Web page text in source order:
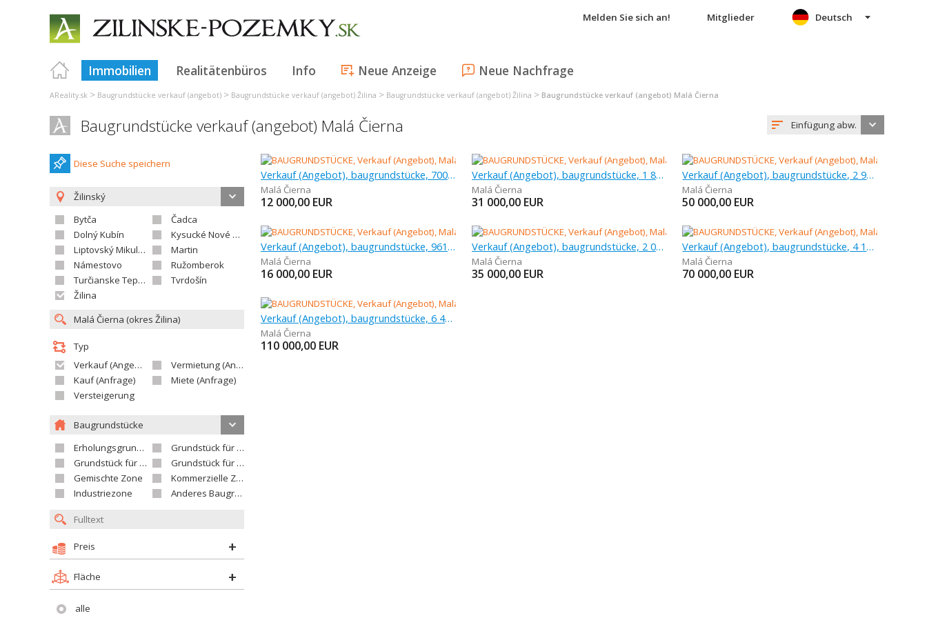
Melden Sie sich an! Mitglieder
Immobilien Realitätenbüros Info Neue Anzeige Neue Nachfrage
Deutsch
AReality.sk > Baugrundstücke verkauf (angebot) > Baugrundstücke verkauf (angebot) Žilina > Baugrundstücke verkauf (angebot) Žilina > Baugrundstücke verkauf (angebot) Malá Čierna
Baugrundstücke verkauf (angebot) Malá Čierna Einfügung abw.
Diese Suche speichern
Žilinský
Bytča
Čadca
Dolný Kubín
Kysucké Nové Mesto
Liptovský Mikuláš
Martin
Námestovo
Ružomberok
Turčianske Teplice
Tvrdošín
Žilina
Typ
Verkauf (Angebot)
Vermietung (Angebot)
Kauf (Anfrage)
Miete (Anfrage)
Versteigerung
Baugrundstücke
Erholungsgrundstück
Grundstück für Einfamilienhäuser
Grundstück für Wohnhäuser
Grundstück für Versorgungseinrichtungen
Gemischte Zone
Kommerzielle Zone
Industriezone
Anderes Baugrundstück
Preis
Fläche
alle
Verkauf (Angebot), baugrundstücke, 700 m
Malá Čierna
12 000,00 EUR
Verkauf (Angebot), baugrundstücke, 1 861 m
Malá Čierna
31 000,00 EUR
Verkauf (Angebot), baugrundstücke, 2 963 m
Malá Čierna
50 000,00 EUR
Verkauf (Angebot), baugrundstücke, 961 m
Malá Čierna
16 000,00 EUR
Verkauf (Angebot), baugrundstücke, 2 050 m
Malá Čierna
35 000,00 EUR
Verkauf (Angebot), baugrundstücke, 4 133 m
Malá Čierna
70 000,00 EUR
Verkauf (Angebot), baugrundstücke, 6 467 m
Malá Čierna
110 000,00 EUR